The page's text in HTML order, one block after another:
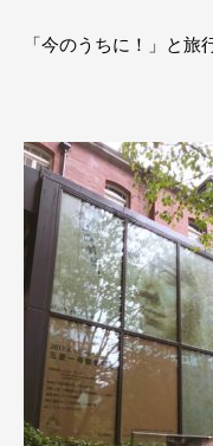
「今のうちに！」と旅